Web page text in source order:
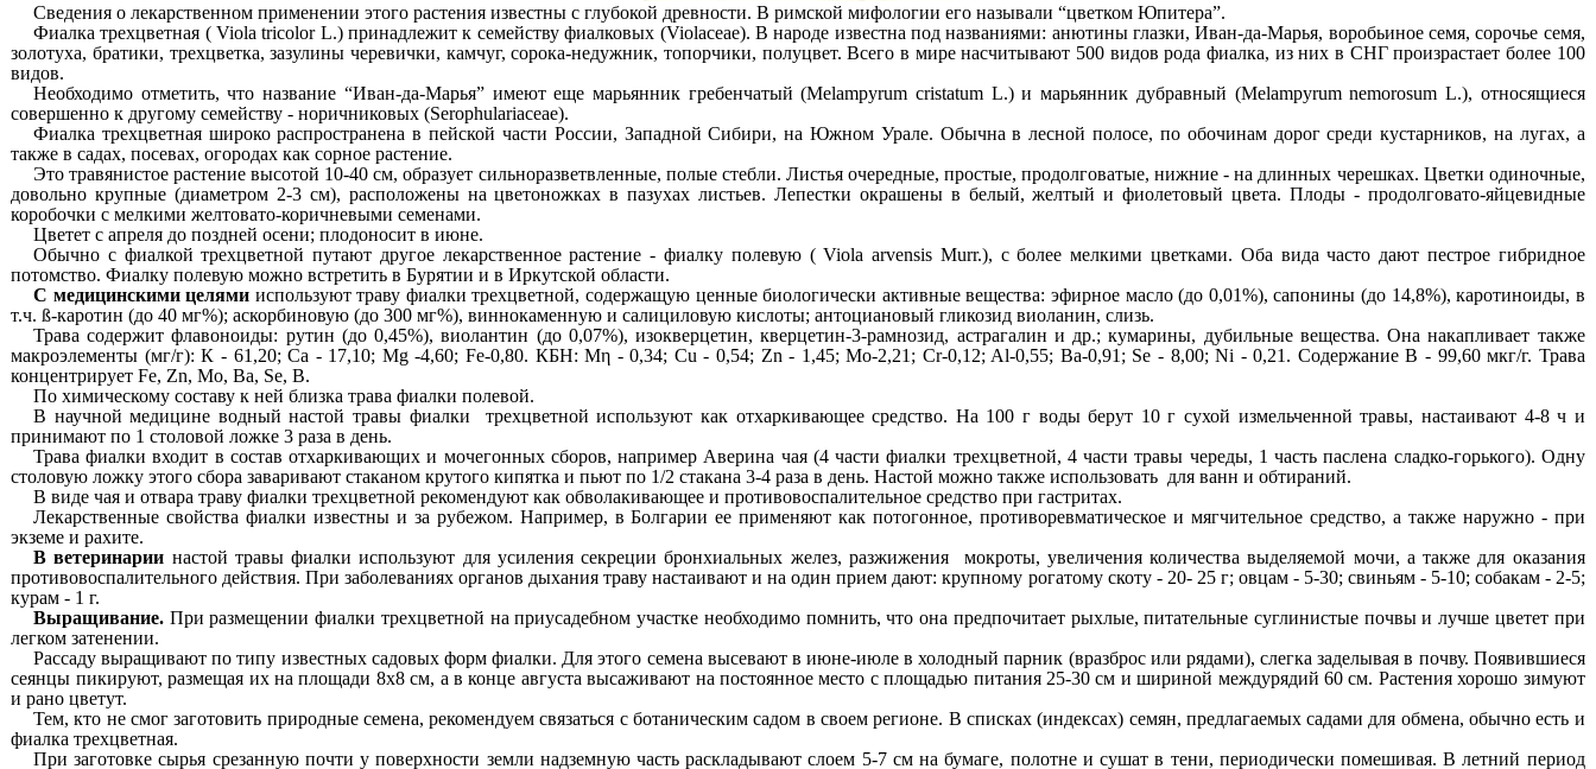
Сведения о лекарственном применении этого растения известны с глубокой древности. В римской мифологии его называли “цветком Юпитера”.
Фиалка трехцветная ( Viola tricolor L.)принадлежит к семейству фиалковых (Violaceae). В народе известна подназваниями: анютины глазки, Иван-да-Марья, воробьиное семя, сорочье семя,
золотуха, братики, трехцветка, зазулины черевички, камчуг, сорока-недужник, топорчики, полуцвет. Всего в мире насчитывают 500 видов рода фиалка, из них в СНГ произрастает более 100
видов.
Необходимо отметить, что название “Иван-да-Марья” имеют еще марьянник гребенчатый (Melampyrum cristatum L.)и марьянник дубравный (Melampyrum nemorosum L.), относящиеся
совершенно к другому семейству - норичниковых(Serophulariaceae).
Фиалка трехцветная широко распространена в пейской части России, Западной Сибири, наЮжном Урале. Обычна в лесной полосе, по обочинам дорогсреди кустарников, на лугах, а
также в садах, посевах, огородах как сорное растение.
Это травянистое растение высотой 10-40 см, образует сильноразветвленные, полые стебли. Листья очередные, простые, продолговатые, нижние - на длинных черешках. Цветки одиночные,
довольно крупные (диаметром 2-3 см), расположены на цветоножках в пазухах листьев. Лепестки окрашены в белый, желтый и фиолетовый цвета. Плоды - продолговато-яйцевидные
коробочки с мелкими желтовато-коричневыми семенами.
Цветет с апреля до поздней осени; плодоносит в июне.
Обычно с фиалкой трехцветной путают другое лекарственное растение - фиалку полевую ( Viola arvensis Murr.), с более мелкими цветками. Оба вида часто дают пестрое гибридное
потомство. Фиалку полевую можно встретить в Бурятии и в Иркутской области.
С медицинскими целями используют траву фиалки трехцветной, содержащую ценные биологически активные вещества: эфирное масло (до 0,01%),сапонины (до 14,8%), каротиноиды, в
т.ч. ß-каротин (до40мг%); аскорбиновую (до300мг%), виннокаменную и салициловую кислоты; антоциановый гликозид виоланин, слизь.
Трава содержит флавоноиды: рутин (до 0,45%),виолантин (до 0,07%),изокверцетин, кверцетин-3-рамнозид, астрагалин и др.; кумарины, дубильные вещества. Она накапливает также
макроэлементы (мг/г): К - 61,20;Са - 17,10; Mg -4,60; Fe-0,80. КБН: Μη - 0,34; Cu - 0,54; Zn - 1,45; Mo-2,21; Cr-0,12; Al-0,55; Ba-0,91; Se - 8,00; Ni - 0,21. Содержание В- 99,60мкг/г. Трава
концентрируетFe, Zn, Mo, Ba, Se,В.
По химическому составу к ней близка трава фиалки полевой.
В научной медицине водный настой травы фиалки трехцветной используют как отхаркивающее средство. На 100г воды берут 10г сухой измельченной травы, настаивают 4-8ч и
принимают по 1столовой ложке3раза в день.
Трава фиалки входит в составотхаркивающих и мочегонныхсборов, например Аверина чая (4части фиалки трехцветной, 4части травы череды, 1часть паслена сладко-горького). Одну
столовую ложку этого сбора заваривают стаканом крутого кипятка и пьют по 1/2стакана3-4раза в день. Настой можно также использовать для ванн и обтираний.
В виде чая и отвара траву фиалки трехцветной рекомендуют как обволакивающее и противовоспалительное средство при гастритах.
Лекарственные свойства фиалки известны и за рубежом. Например, в Болгарии ее применяют как потогонное, противоревматическое и мягчительное средство, а также наружно - при
экземе и рахите.
В ветеринарии настой травы фиалки используют для усиления секреции бронхиальных желез, разжижения мокроты, увеличения количества выделяемой мочи, а также для оказания
противовоспалительного действия. При заболеваниях органов дыхания траву настаивают и на один прием дают: крупному рогатому скоту - 20- 25 г; овцам - 5-30; свиньям - 5-10; собакам - 2-5;
курам - 1г.
Выращивание.При размещении фиалки трехцветной на приусадебном участке необходимо помнить, что она предпочитает рыхлые, питательные суглинистые почвы и лучше цветет при
легком затенении.
Рассаду выращивают по типу известных садовых форм фиалки. Для этого семена высевают в июне-июле в холодный парник (вразброс или рядами), слегка заделывая в почву. Появившиеся
сеянцы пикируют, размещая их на площади 8x8см, а в конце августа высаживают на постоянное место с площадью питания 25-30 см и шириной междурядий 60 см. Растения хорошо зимуют
и рано цветут.
Тем, кто не смог заготовить природные семена, рекомендуем связаться с ботаническим садом в своем регионе. В списках (индексах) семян, предлагаемых садами для обмена, обычно есть и
фиалка трехцветная.
При заготовке сырья срезанную почти у поверхности земли надземную часть раскладывают слоем 5-7 см на бумаге, полотне и сушат в тени, периодически помешивая. В летний период